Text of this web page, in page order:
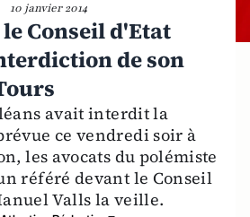
10 janvier 2014
Conseil d'Etat
de son
avait interdit la
ce vendredi soir à
les avocats du polémiste
référé devant le Conseil
Valls la veille.